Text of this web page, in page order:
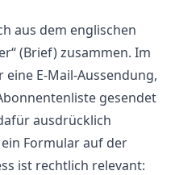
aus dem englischen
(Brief) zusammen. Im
E-Mail-Aussendung,
gesendet
ausdrücklich
Formular auf der
ist rechtlich relevant: